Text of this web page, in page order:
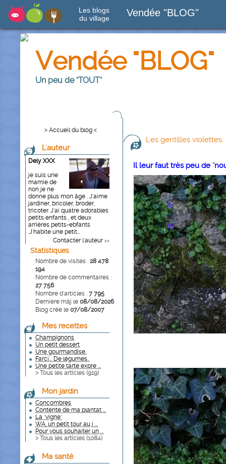
Les blogs
du village
Vendée "BLOG"
Vendée "BLOG"
Un peu de "TOUT"
> Accueil du blog <
L'auteur
Dely XXX
je suis une
mamie de
non je ne
donne plus mon âge . J'aime
jardiner, bricoler, broder,
tricoter. J'ai quatre adorables
petits enfants , et deux
arrières petits-ebfants
.J'habite une petit...
Contacter l'auteur >>
Statistiques
Nombre de visites : 28 478
194
Nombre de commentaires :
27 756
Nombre d'articles : 7 795
Dernière màj le 08/08/2026
Blog créé le 07/08/2007
Mes recettes
Champignons
Un petit dessert
Une gourmandise.
Farci... De légumes..
Une petite tarte expre ...
> Tous les articles (919)
Mon jardin
Concombres
Contente de ma plantat ...
La "vigne"
WA, un petit tour au j ...
Pour vous souhaiter un ...
> Tous les articles (1084)
Ma santé
Les gentilles violettes..
Il leur faut très peu de